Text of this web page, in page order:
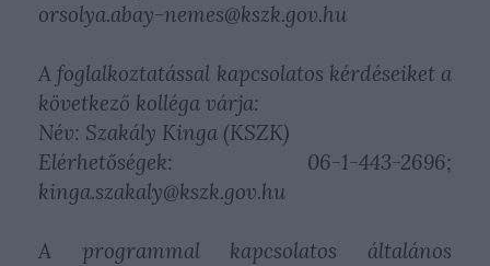
orsolya.abay-nemes@kszk.gov.hu
A foglalkoztatással kapcsolatos kérdéseiket a
következő kolléga várja:
Név: Szakály Kinga (KSZK)
Elérhetőségek: 06-1-443-2696;
kinga.szakaly@kszk.gov.hu
A programmal kapcsolatos általános